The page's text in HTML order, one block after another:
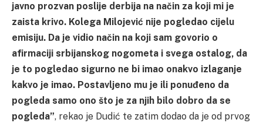
javno prozvan poslije derbija na način za koji mi je
zaista krivo. Kolega Milojević nije pogledao cijelu
emisiju. Da je vidio način na koji sam govorio o
afirmaciji srbijanskog nogometa i svega ostalog, da
je to pogledao sigurno ne bi imao onakvo izlaganje
kakvo je imao. Postavljeno mu je ili ponuđeno da
pogleda samo ono što je za njih bilo dobro da se
pogleda”, rekao je Dudić te zatim dodao da je od prvog